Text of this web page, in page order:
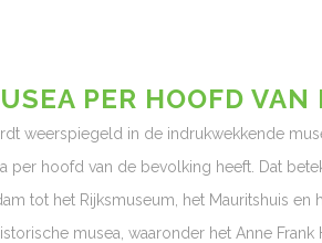
PER HOOFD VAN
weerspiegeld in de indrukwekkende
per hoofd van de bevolking heeft. Dat
tot het Rijksmuseum, het Mauritshuis en
musea, waaronder het Anne Frank